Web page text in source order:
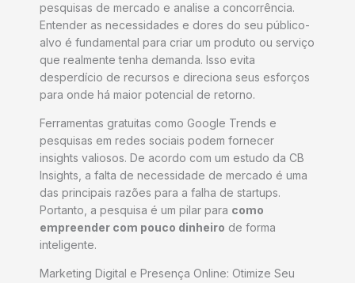
pesquisas de mercado e analise a concorrência.
Entender as necessidades e dores do seu público-
alvo é fundamental para criar um produto ou serviço
que realmente tenha demanda. Isso evita
desperdício de recursos e direciona seus esforços
para onde há maior potencial de retorno.
Ferramentas gratuitas como Google Trends e
pesquisas em redes sociais podem fornecer
insights valiosos. De acordo com um estudo da CB
Insights, a falta de necessidade de mercado é uma
das principais razões para a falha de startups.
Portanto, a pesquisa é um pilar para como
empreender com pouco dinheiro de forma
inteligente.
Marketing Digital e Presença Online: Otimize Seu